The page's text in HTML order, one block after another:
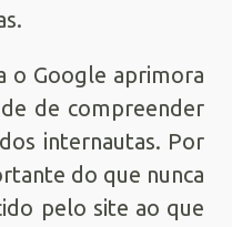
o Google aprimora
de compreender
internautas. Por
do que nunca
pelo site ao que